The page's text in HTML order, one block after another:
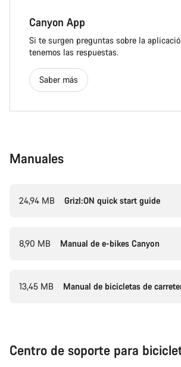
Canyon App
Si te surgen preguntas sobre la
tenemos las respuestas.
Saber más
Manuales
24,94 MB Grizl:ON quick start guide
8,90 MB Manual de e-bikes Canyon
13,45 MB Manual de bicicletas de
Centro de soporte para